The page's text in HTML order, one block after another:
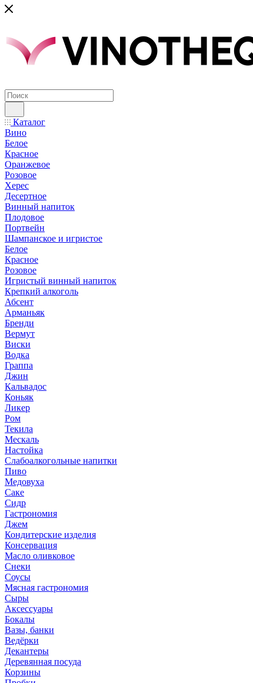
Каталог
Вино
Белое
Красное
Оранжевое
Розовое
Херес
Десертное
Винный напиток
Плодовое
Портвейн
Шампанское и игристое
Белое
Красное
Розовое
Игристый винный напиток
Крепкий алкоголь
Абсент
Арманьяк
Бренди
Вермут
Виски
Водка
Граппа
Джин
Кальвадос
Коньяк
Ликер
Ром
Текила
Мескаль
Настойка
Слабоалкогольные напитки
Пиво
Медовуха
Саке
Сидр
Гастрономия
Джем
Кондитерские изделия
Консервация
Масло оливковое
Снеки
Соусы
Мясная гастрономия
Сыры
Аксессуары
Бокалы
Вазы, банки
Ведёрки
Декантеры
Деревянная посуда
Корзины